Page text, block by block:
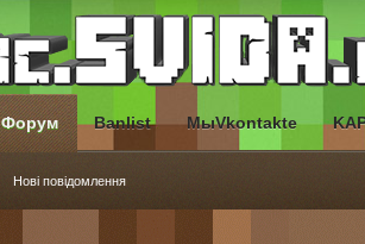
Форум
Нові повідомлення
Banlist МыVkontakte